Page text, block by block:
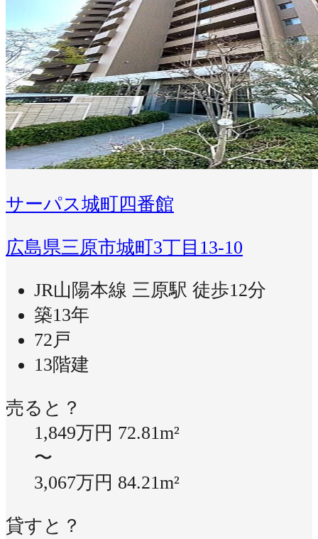
サーパス城町四番館
広島県三原市城町3丁目13-10
JR山陽本線 三原駅 徒歩12分
築13年
72戸
13階建
売ると？
1,849万円 72.81m²
〜
3,067万円 84.21m²
貸すと？